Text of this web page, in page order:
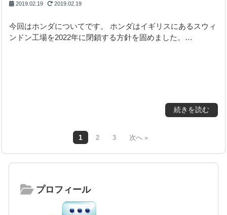
2019.02.19 2019.02.19
今回はホンダについてです。 ホンダはイギリスにあるスウィ
ンドン工場を2022年に閉鎖する方針を固めました。…
続きを読む
1 2 3 次へ »
プロフィール